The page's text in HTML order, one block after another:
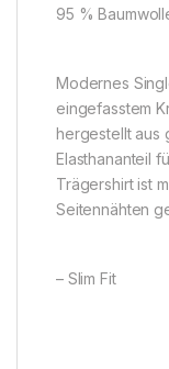
95 %
Modernes
eingefasstem
hergestellt aus
Elasthananteil
Trägershirt ist
Seitennähten
– Slim Fit